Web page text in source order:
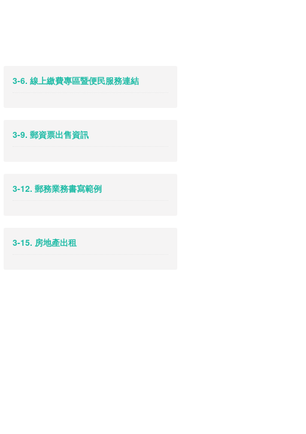
3-6. 線上繳費專區暨便民服務連結
3-9. 郵資票出售資訊
3-12. 郵務業務書寫範例
3-15. 房地產出租